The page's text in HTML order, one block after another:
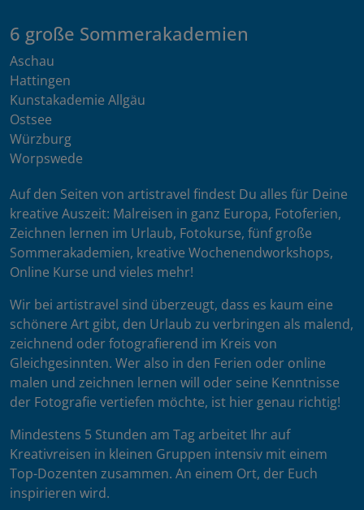
6 große Sommerakademien
Aschau
Hattingen
Kunstakademie Allgäu
Ostsee
Würzburg
Worpswede
Auf den Seiten von artistravel findest Du alles für Deine
kreative Auszeit: Malreisen in ganz Europa, Fotoferien,
Zeichnen lernen im Urlaub, Fotokurse, fünf große
Sommerakademien, kreative Wochenendworkshops,
Online Kurse und vieles mehr!
Wir bei artistravel sind überzeugt, dass es kaum eine
schönere Art gibt, den Urlaub zu verbringen als malend,
zeichnend oder fotografierend im Kreis von
Gleichgesinnten. Wer also in den Ferien oder online
malen und zeichnen lernen will oder seine Kenntnisse
der Fotografie vertiefen möchte, ist hier genau richtig!
Mindestens 5 Stunden am Tag arbeitet Ihr auf
Kreativreisen in kleinen Gruppen intensiv mit einem
Top-Dozenten zusammen. An einem Ort, der Euch
inspirieren wird.